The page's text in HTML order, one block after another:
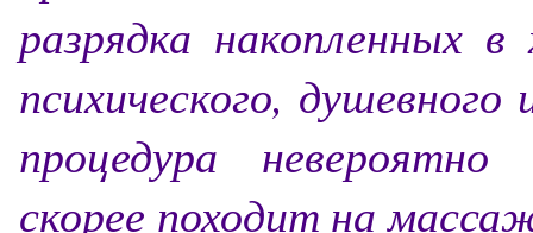
разрядка накопленных
психического,
процедура
скорее походит на